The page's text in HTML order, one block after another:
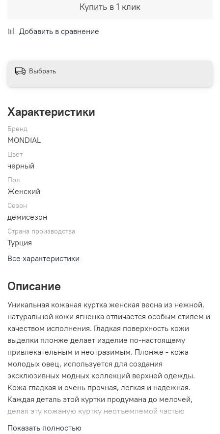
Купить в 1 клик
Добавить в сравнение
Выбрать
Характеристики
Бренд
MONDIAL
Цвет
черный
Пол
Женский
Сезон
демисезон
Страна производства
Турция
Все характеристики
Описание
Уникальная кожаная куртка женская весна из нежной,
натуральной кожи ягненка отличается особым стилем и
качеством исполнения. Гладкая поверхность кожи
выделки плонже делает изделие по-настоящему
привлекательным и неотразимым. Плонже - кожа
молодых овец, используется для создания
эксклюзивных модных коллекций верхней одежды.
Кожа гладкая и очень прочная, легкая и надежная.
Каждая деталь этой куртки продумана до мелочей,
делая эту кожаную куртку неотъемлемой частью
Показать полностью